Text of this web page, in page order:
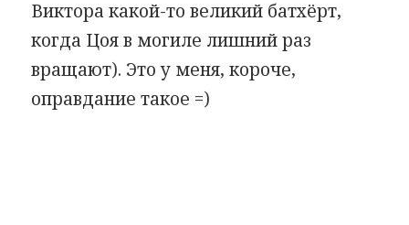
Виктора какой-то великий батхёрт,
когда Цоя в могиле лишний раз
вращают). Это у меня, короче,
оправдание такое =)